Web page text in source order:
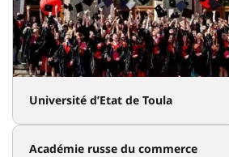
Université d’Etat de Toula
Académie russe du commerce